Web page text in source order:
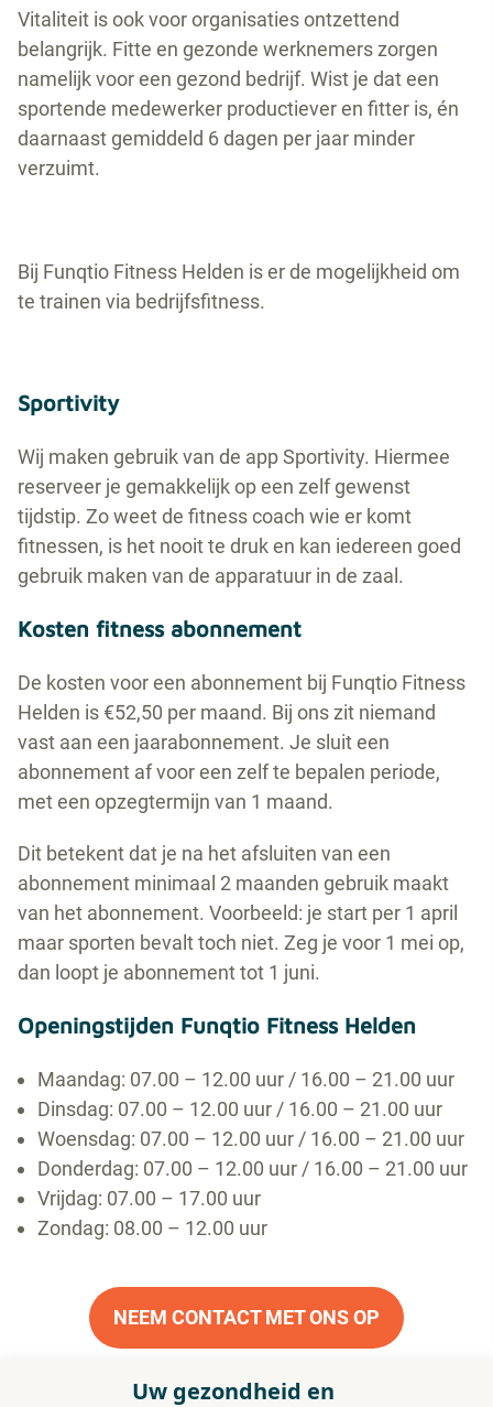
Uw gezondheid en
Vitaliteit is ook voor organisaties ontzettend
belangrijk. Fitte en gezonde werknemers zorgen
namelijk voor een gezond bedrijf. Wist je dat een
sportende medewerker productiever en fitter is, én
daarnaast gemiddeld 6 dagen per jaar minder
verzuimt.
Bij Funqtio Fitness Helden is er de mogelijkheid om
te trainen via bedrijfsfitness.
Sportivity
Wij maken gebruik van de app Sportivity. Hiermee
reserveer je gemakkelijk op een zelf gewenst
tijdstip. Zo weet de fitness coach wie er komt
fitnessen, is het nooit te druk en kan iedereen goed
gebruik maken van de apparatuur in de zaal.
Kosten fitness abonnement
De kosten voor een abonnement bij Funqtio Fitness
Helden is €52,50 per maand. Bij ons zit niemand
vast aan een jaarabonnement. Je sluit een
abonnement af voor een zelf te bepalen periode,
met een opzegtermijn van 1 maand.
Dit betekent dat je na het afsluiten van een
abonnement minimaal 2 maanden gebruik maakt
van het abonnement. Voorbeeld: je start per 1 april
maar sporten bevalt toch niet. Zeg je voor 1 mei op,
dan loopt je abonnement tot 1 juni.
Openingstijden Funqtio Fitness Helden
Maandag: 07.00 – 12.00 uur / 16.00 – 21.00 uur
Dinsdag: 07.00 – 12.00 uur / 16.00 – 21.00 uur
Woensdag: 07.00 – 12.00 uur / 16.00 – 21.00 uur
Donderdag: 07.00 – 12.00 uur / 16.00 – 21.00 uur
Vrijdag: 07.00 – 17.00 uur
Zondag: 08.00 – 12.00 uur
NEEM CONTACT MET ONS OP